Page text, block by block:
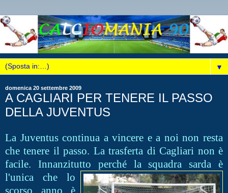
▼
domenica 20 settembre 2009
A CAGLIARI PER TENERE IL PASSO
DELLA JUVENTUS
La Juventus continua a vincere e a noi non resta
che tenere il passo. La trasferta di Cagliari non è
facile. Innanzitutto perché la squadra sarda è
l'unica che lo
scorso anno è